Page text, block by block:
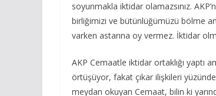
soyunmakla iktidar olamazsınız.
birliğimizi ve bütünlüğümüzü bölme
varken astarına oy vermez. İktidar
AKP Cemaatle iktidar ortaklığı yaptı
örtüşüyor, fakat çıkar ilişkileri
meydan okuyan Cemaat, bilin ki